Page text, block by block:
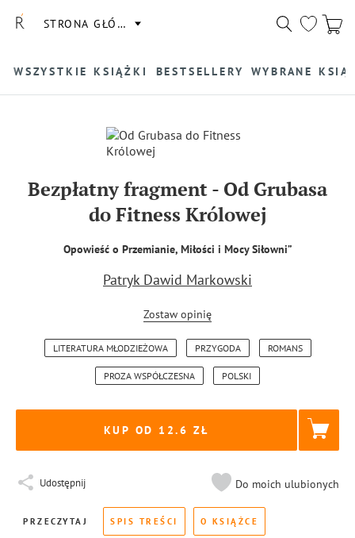
STRONA GŁÓWNA
WSZYSTKIE KSIĄŻKI BESTSELLERY WYBRANE
Bezpłatny fragment- Od Grubasa
do Fitness Królowej
Opowieść o Przemianie, Miłości i Mocy Siłowni”
Patryk Dawid Markowski
Zostaw opinię
LITERATURA MŁODZIEŻOWA PRZYGODA ROMANS
PROZA WSPÓŁCZESNA POLSKI
KUP OD 12.6
Udostępnij Do moich ulubionych
PRZECZYTAJ SPIS TREŚCI O KSIĄŻCE